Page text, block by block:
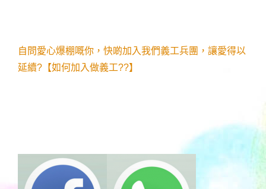
自問愛心爆棚嘅你，快啲加入我們義工兵團，讓愛得以
延續?【如何加入做義工??】